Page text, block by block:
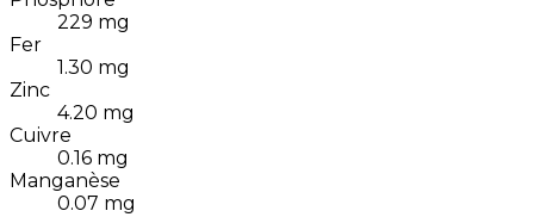
229 mg
Fer
1.30 mg
Zinc
4.20 mg
Cuivre
0.16 mg
Manganèse
0.07 mg